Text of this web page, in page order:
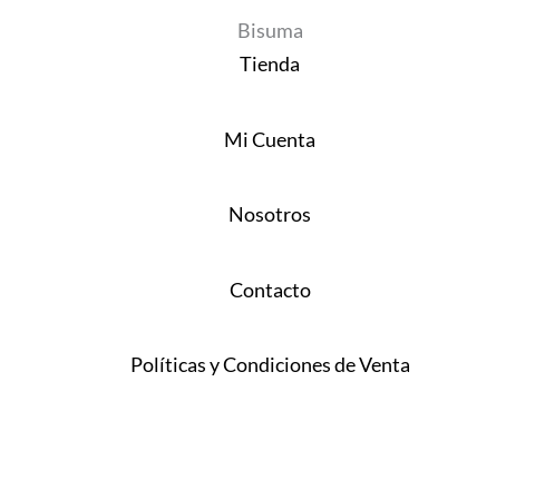
Bisuma
Tienda
Mi Cuenta
Nosotros
Contacto
Políticas y Condiciones de Venta